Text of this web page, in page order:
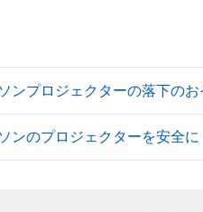
ンプロジェクターの落下の
ンのプロジェクターを安全